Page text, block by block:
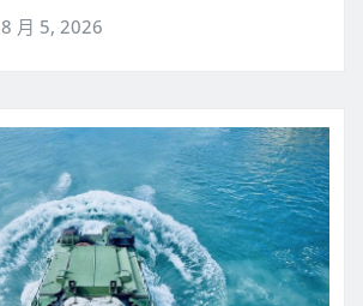
8 月 5, 2026